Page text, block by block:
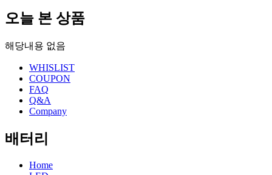
오늘 본 상품
해당내용 없음
WHISLIST
COUPON
FAQ
Q&A
Company
배터리
Home